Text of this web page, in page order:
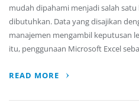
mudah dipahami menjadi salah
dibutuhkan. Data yang disajikan
manajemen mengambil keputusan
itu, penggunaan Microsoft Excel
READ MORE